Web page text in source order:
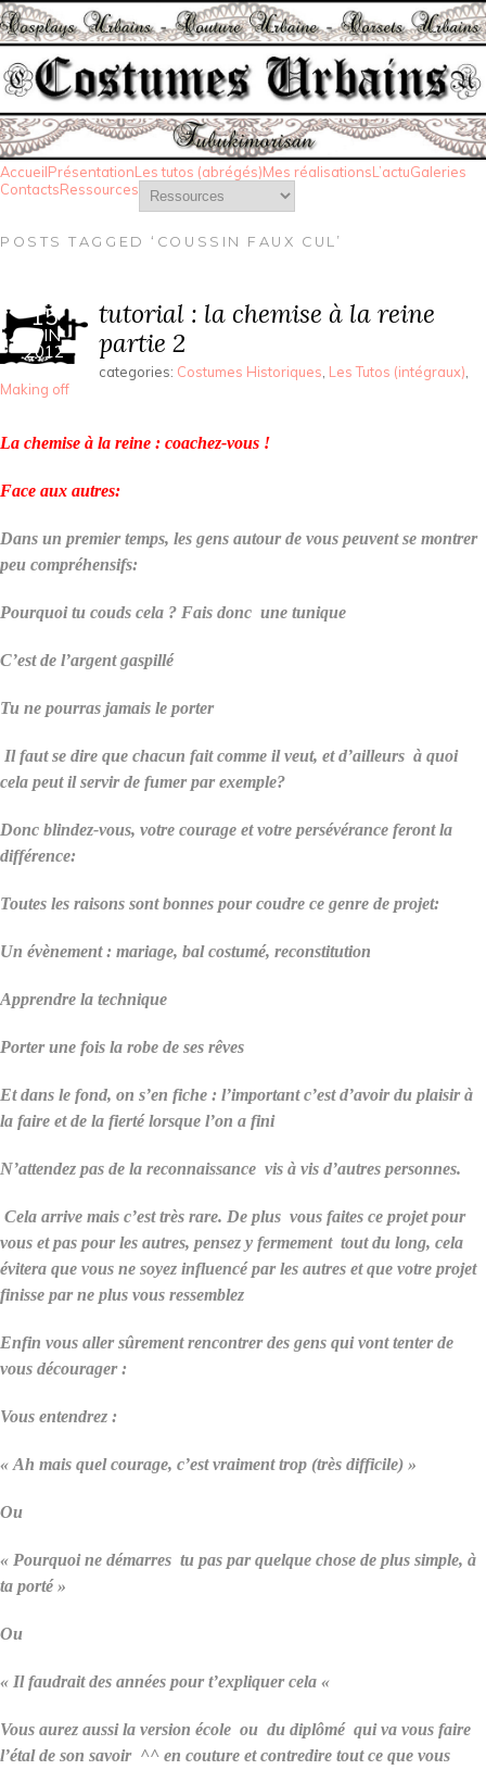
AccueilPrésentationLes tutos (abrégés)Mes réalisationsL’actuGaleries
ContactsRessources
POSTS TAGGED ‘COUSSIN FAUX CUL’
15
JUIN
2012
tutorial : la chemise à la reine
partie 2
categories: Costumes Historiques Les Tutos (intégraux)
Making off
La chemise à la reine : coachez-vous !
Face aux autres:
Dans un premier temps, les gens autour de vous peuvent se montrer
peu compréhensifs:
Pourquoi tu couds cela ? Fais donc une tunique
C’est de l’argent gaspillé
Tu ne pourras jamais le porter
Il faut se dire que chacun fait comme il veut, et d’ailleurs à quoi
cela peut il servir de fumer par exemple?
Donc blindez-vous, votre courage et votre persévérance feront la
différence:
Toutes les raisons sont bonnes pour coudre ce genre de projet:
Un évènement : mariage, bal costumé, reconstitution
Apprendre la technique
Porter une fois la robe de ses rêves
Et dans le fond, on s’en fiche : l’important c’est d’avoir du plaisir à
la faire et de la fierté lorsque l’on a fini
N’attendez pas de la reconnaissance vis à vis d’autres personnes.
Cela arrive mais c’est très rare. De plus vous faites ce projet pour
vous et pas pour les autres, pensez y fermement tout du long, cela
évitera que vous ne soyez influencé par les autres et que votre projet
finisse par ne plus vous ressemblez
Enfin vous aller sûrement rencontrer des gens qui vont tenter de
vous décourager :
Vous entendrez :
« Ah mais quel courage, c’est vraiment trop (très difficile) »
Ou
« Pourquoi ne démarres tu pas par quelque chose de plus simple, à
ta porté »
Ou
« Il faudrait des années pour t’expliquer cela «
Vous aurez aussi la version école ou du diplômé qui va vous faire
l’étal de son savoir ^^ en couture et contredire tout ce que vous